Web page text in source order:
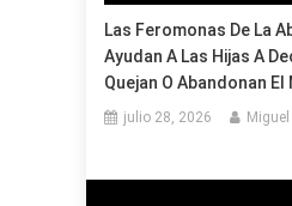
Las Feromonas De La
Ayudan A Las Hijas A
Quejan O Abandonan El
julio 28, 2026